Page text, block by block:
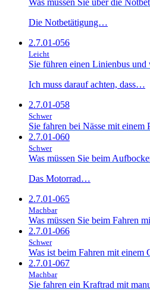
Was müssen Sie über die
Die Notbetätigung…
2.7.01-056
Leicht
Sie führen einen Linienbus und
Ich muss darauf achten, dass…
2.7.01-058
Schwer
Sie fahren bei Nässe mit
2.7.01-060
Schwer
Was müssen Sie beim
Das Motorrad…
2.7.01-065
Machbar
Was müssen Sie beim Fahren
2.7.01-066
Schwer
Was ist beim Fahren mit einem
2.7.01-067
Machbar
Sie fahren ein Kraftrad mit